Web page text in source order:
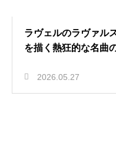
ラヴェルのラヴァル
を描く熱狂的な名曲
2026.05.27